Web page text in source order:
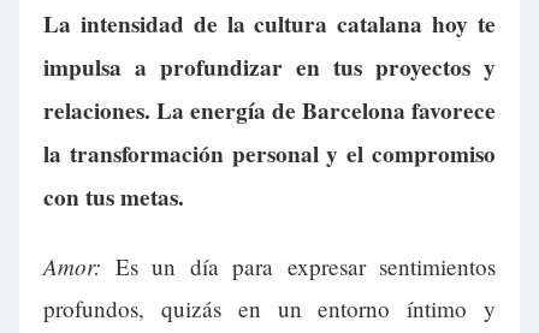
La intensidad de la cultura catalana hoy te
impulsa a profundizar en tus proyectos y
relaciones. La energía de Barcelona favorece
la transformación personal y el compromiso
con tus metas.
Amor: Es un día para expresar sentimientos
profundos, quizás en un entorno íntimo y